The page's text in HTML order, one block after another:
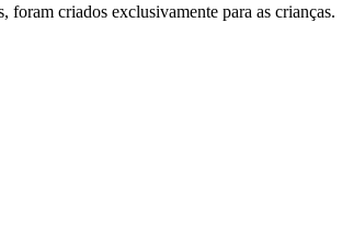
foram criados exclusivamente para as crianças.